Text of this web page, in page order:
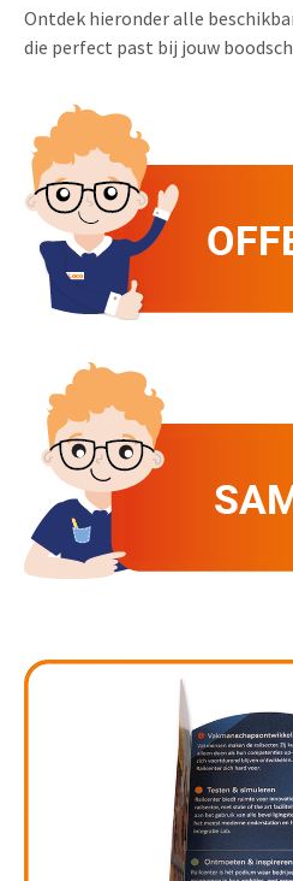
Ontdek hieronder alle
die perfect past bij jouw
Lenticular Cards
Twin Sliders
Tabkaarten
Budget kaarten
Andere opvallende mailings
Alle producten
Non-profit Marketing
Duurzame Marketing
Marketing voor Scholen
Horeca Marketing
Food Marketing
Kalender maken
Klantenbinding
Brochure downloaden